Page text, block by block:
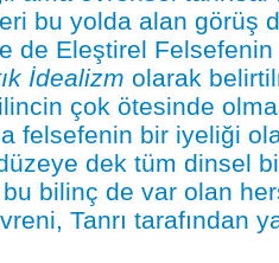
bu yolda alan görüş
de Eleştirel
İdealizm olarak
çok ötesinde
felsefenin bir iyeliği
dek tüm dinsel
bilinç de var olan
Tanrı tarafından